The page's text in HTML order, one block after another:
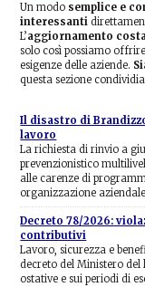
Un modo semplice e
interessanti
L’aggiornamento
solo così possiamo
esigenze delle aziende.
questa sezione
Il disastro di
lavoro
La richiesta di rinvio a
prevenzionistico
alle carenze di
organizzazione
Decreto 78/2026:
contributivi
Lavoro, sicurezza e
decreto del Ministero del
ostative e sui periodi di